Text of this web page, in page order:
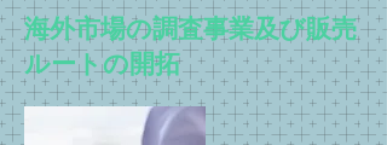
海外市場の調査事業及び販売
ルートの開拓